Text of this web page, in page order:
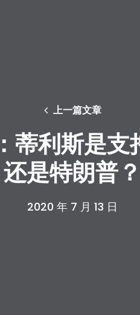
上一篇文章
蒂利斯是支
还是特朗普？
2020 年 7 月 13 日